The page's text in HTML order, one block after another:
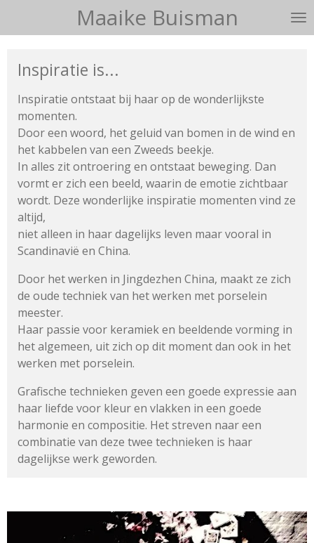
de
hoofdinhoud
Maaike Buisman
Inspiratie is...
Inspiratie ontstaat bij haar op de wonderlijkste
momenten.
Door een woord, het geluid van bomen in de wind en
het kabbelen van een Zweeds beekje.
In alles zit ontroering en ontstaat beweging. Dan
vormt er zich een beeld, waarin de emotie zichtbaar
wordt. Deze wonderlijke inspiratie momenten vind ze
altijd,
niet alleen in haar dagelijks leven maar vooral in
Scandinavië en China.
Door het werken in Jingdezhen China, maakt ze zich
de oude techniek van het werken met porselein
meester.
Haar passie voor keramiek en beeldende vorming in
het algemeen, uit zich op dit moment dan ook in het
werken met porselein.
Grafische technieken geven een goede expressie aan
haar liefde voor kleur en vlakken in een goede
harmonie en compositie. Het streven naar een
combinatie van deze twee technieken is haar
dagelijkse werk geworden.